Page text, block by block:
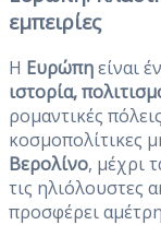
εμπειρίες
Η Ευρώπηείναι
ιστορία,
ρομαντικές
κοσμοπολίτικες
Βερολίνο, μέχρι
τις ηλιόλουστες
προσφέρει